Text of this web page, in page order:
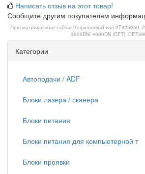
Написать отзыв на этот товар!
Сообщите другим покупателям
Просматриваемые сейчас:Тефлоновый вал 2F925050,
3900DN/ 4000DN (CET),
Категории
Автоподачи / ADF
Блоки лазера / сканера
Блоки питания
Блоки питания для компьютерной т
Блоки проявки